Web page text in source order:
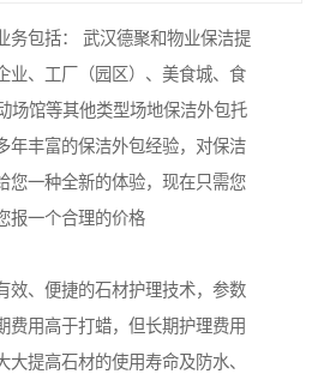
务包括： 武汉德聚和物业保洁提
业、工厂（园区）、美食城、食
场馆等其他类型场地保洁外包托
年丰富的保洁外包经验，对保洁
您一种全新的体验，现在只需您
报一个合理的价格
效、便捷的石材护理技术，参数
费用高于打蜡，但长期护理费用
大提高石材的使用寿命及防水、